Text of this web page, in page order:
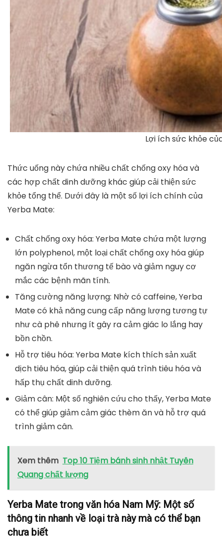
Lợi ích sức khỏe
Thức uống này chứa nhiều chất chống oxy hóa và
các hợp chất dinh dưỡng khác giúp cải thiện sức
khỏe tổng thể. Dưới đây là một số lợi ích chính của
Yerba Mate:
Chất chống oxy hóa: Yerba Mate chứa một lượng
lớn polyphenol, một loại chất chống oxy hóa giúp
ngăn ngừa tổn thương tế bào và giảm nguy cơ
mắc các bệnh mãn tính.
Tăng cường năng lượng: Nhờ có caffeine, Yerba
Mate có khả năng cung cấp năng lượng tương tự
như cà phê nhưng ít gây ra cảm giác lo lắng hay
bồn chồn.
Hỗ trợ tiêu hóa: Yerba Mate kích thích sản xuất
dịch tiêu hóa, giúp cải thiện quá trình tiêu hóa và
hấp thụ chất dinh dưỡng.
Giảm cân: Một số nghiên cứu cho thấy, Yerba Mate
có thể giúp giảm cảm giác thèm ăn và hỗ trợ quá
trình giảm cân.
Xem thêm Top 10 Tiệm bánh sinh nhật Tuyên
Quang chất lượng
Yerba Mate trong văn hóa Nam Mỹ: Một số
thông tin nhanh về loại trà này mà có thể bạn
chưa biết